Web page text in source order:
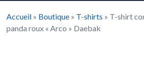
Accueil » Boutique » T-shirts » T-shirt
panda roux « Arco » Daebak